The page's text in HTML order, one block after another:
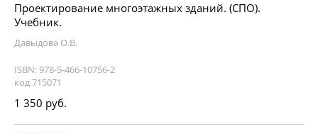
Проектирование многоэтажных зданий. (СПО).
Учебник.
Давыдова О.В.
ISBN: 978-5-466-10756-2
код 715071
1 350 руб.